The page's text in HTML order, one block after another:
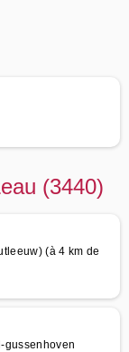
(3440)
(à 4 km de
gussenhoven